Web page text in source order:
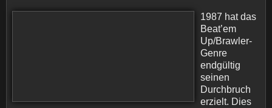
1987 hat das
Beat’em
Up/Brawler-
Genre
endgültig
seinen
Durchbruch
erzielt. Dies